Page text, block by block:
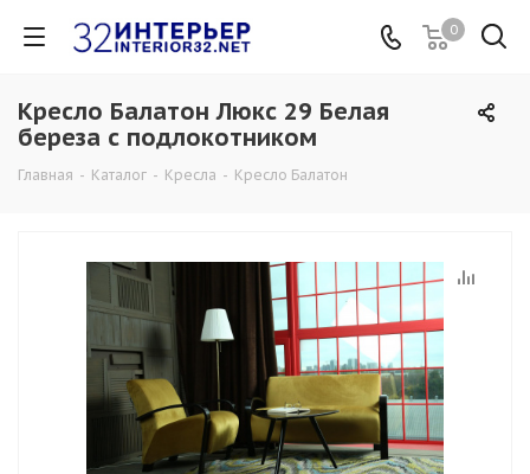
0
Кресло Балатон Люкс 29 Белая
береза с подлокотником
Главная - Каталог - Кресла - Кресло Балатон